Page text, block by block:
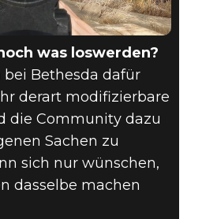
was loswerden?
Bethesda dafür
derart modifizierbare
die Community dazu
Sachen zu
sich nur wünschen,
dasselbe machen